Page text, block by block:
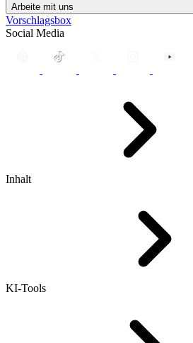
Arbeite mit uns
Vorschlagsbox
Social Media
Inhalt
KI-Tools